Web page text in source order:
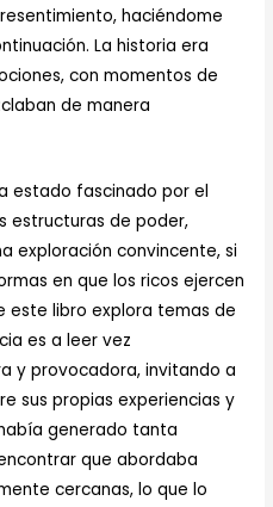
haciéndome
La historia era
con momentos de
de manera
estado fascinado por el
estructuras de poder,
exploración convincente, si
en que los ricos ejercen
este libro explora temas de
es a leer vez
y provocadora, invitando a
sus propias experiencias y
generado tanta
que abordaba
cercanas, lo que lo